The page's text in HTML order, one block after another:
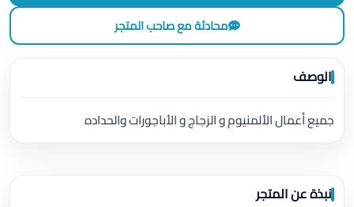
محادثة مع صاحب المتجر
الوصف
جميع أعمال الألمنيوم و الزجاج و الأباجورات والحداده
نبذة عن المتجر